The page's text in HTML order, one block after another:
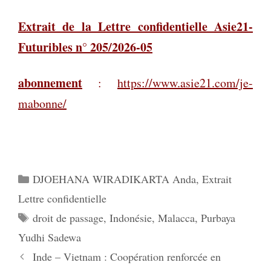
Extrait de la Lettre confidentielle Asie21-
Futuribles n° 205/2026-05
abonnement : https://www.asie21.com/je-
mabonne/
Catégories
DJOEHANA WIRADIKARTA Anda, Extrait
Lettre confidentielle
Étiquettes
droit de passage, Indonésie, Malacca, Purbaya
Yudhi Sadewa
Inde – Vietnam : Coopération renforcée en